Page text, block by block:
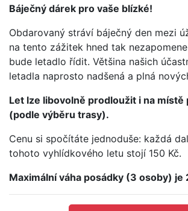
Báječný dárek pro vaše blízké!
Obdarovaný stráví báječný den mezi
na tento zážitek hned tak
bude letadlo řídit. Většina našich
letadla naprosto nadšená a plná
Let lze libovolně prodloužit i na místě
(podle výběru trasy).
Cenu si spočítáte jednoduše: každá
tohoto vyhlídkového letu stojí 150 Kč.
Maximální váha posádky (3 osoby) je